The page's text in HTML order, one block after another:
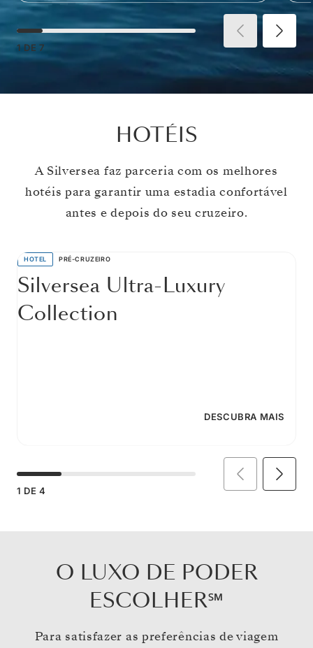
1 DE 7
HOTÉIS
A Silversea faz parceria com os melhores
hotéis para garantir uma estadia confortável
antes e depois do seu cruzeiro.
HOTEL PRÉ-CRUZEIRO
Silversea Ultra-Luxury
Collection
DESCUBRA MAIS
1 DE 4
O LUXO DE PODER
ESCOLHER℠
Para satisfazer as preferências de viagem